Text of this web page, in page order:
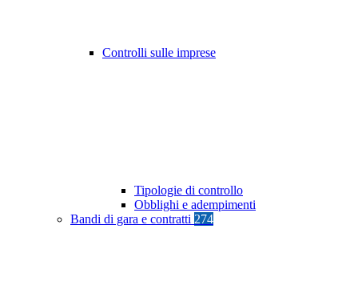
Controlli sulle imprese
Tipologie di controllo
Obblighi e adempimenti
Bandi di gara e contratti 274